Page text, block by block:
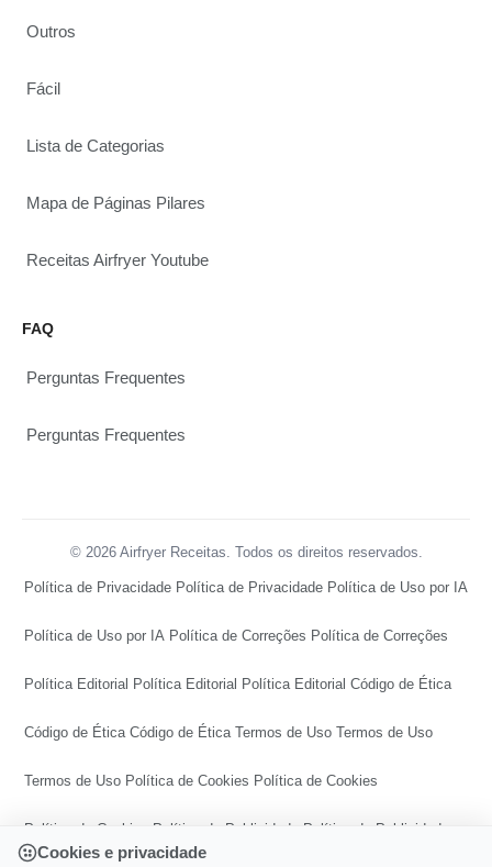
Outros
Fácil
Lista de Categorias
Mapa de Páginas Pilares
Receitas Airfryer Youtube
FAQ
Perguntas Frequentes
Perguntas Frequentes
© 2026 Airfryer Receitas. Todos os direitos reservados.
Política de Privacidade Política de Privacidade Política de Uso por IA
Política de Uso por IA Política de Correções Política de Correções
Política Editorial Política Editorial Política Editorial Código de Ética
Código de Ética Código de Ética Termos de Uso Termos de Uso
Termos de Uso Política de Cookies Política de Cookies
Política de Cookies Política de Publicidade Política de Publicidade
Cookies e privacidade